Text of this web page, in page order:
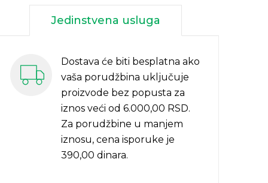
Jedinstvena usluga
Dostava će biti besplatna ako
vaša porudžbina uključuje
proizvode bez popusta za
iznos veći od 6.000,00 RSD.
Za porudžbine u manjem
iznosu, cena isporuke je
390,00 dinara.